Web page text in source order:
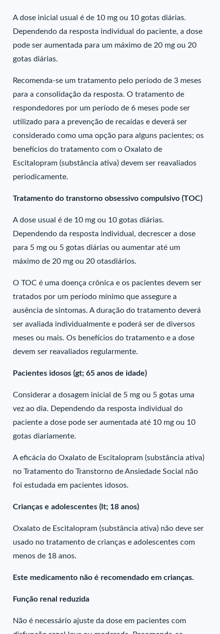
A dose inicial usual é de 10 mg ou 10 gotas diárias.
Dependendo da resposta individual do paciente, a dose
pode ser aumentada para um máximo de 20 mg ou 20
gotas diárias.
Recomenda-se um tratamento pelo período de 3 meses
para a consolidação da resposta. O tratamento de
respondedores por um período de 6 meses pode ser
utilizado para a prevenção de recaídas e deverá ser
considerado como uma opção para alguns pacientes; os
benefícios do tratamento com o Oxalato de
Escitalopram (substância ativa) devem ser reavaliados
periodicamente.
Tratamento do transtorno obsessivo compulsivo (TOC)
A dose usual é de 10 mg ou 10 gotas diárias.
Dependendo da resposta individual, decrescer a dose
para 5 mg ou 5 gotas diárias ou aumentar até um
máximo de 20 mg ou 20 otasdiários.
O TOC é uma doença crônica e os pacientes devem ser
tratados por um período mínimo que assegure a
ausência de sintomas. A duração do tratamento deverá
ser avaliada individualmente e poderá ser de diversos
meses ou mais. Os benefícios do tratamento e a dose
devem ser reavaliados regularmente.
Pacientes idosos (gt; 65 anos de idade)
Considerar a dosagem inicial de 5 mg ou 5 gotas uma
vez ao dia. Dependendo da resposta individual do
paciente a dose pode ser aumentada até 10 mg ou 10
gotas diariamente.
A eficácia do Oxalato de Escitalopram (substância ativa)
no Tratamento do Transtorno de Ansiedade Social não
foi estudada em pacientes idosos.
Crianças e adolescentes (lt; 18 anos)
Oxalato de Escitalopram (substância ativa) não deve ser
usado no tratamento de crianças e adolescentes com
menos de 18 anos.
Este medicamento não é recomendado em crianças.
Função renal reduzida
Não é necessário ajuste da dose em pacientes com